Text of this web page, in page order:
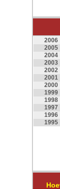
2006
2005
2004
2003
2002
2001
2000
1999
1998
1997
1996
1995